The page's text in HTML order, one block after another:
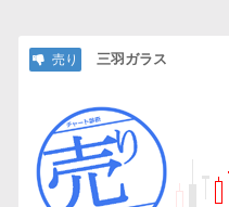
売り 三羽ガラス